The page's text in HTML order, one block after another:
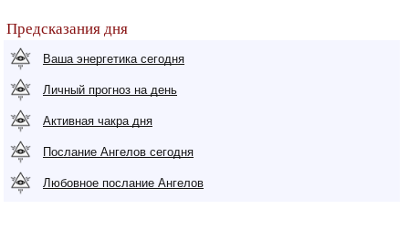
Предсказания дня
Ваша энергетика сегодня
Личный прогноз на день
Активная чакра дня
Послание Ангелов сегодня
Любовное послание Ангелов